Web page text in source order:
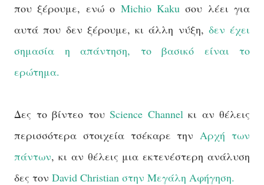
που ξέρουμε, ενώ ο Michio Kakuσου λέει για
αυτά που δεν ξέρουμε, κι άλλη νύξη, δεν έχει
σημασία η απάντηση, το βασικό είναι το
ερώτημα.
Δες το βίντεο του Science Channelκι αν θέλεις
περισσότερα στοιχεία τσέκαρε τηνΑρχή των
πάντων, κι αν θέλεις μια εκτενέστερη ανάλυση
δες τον David Christian στην Μεγάλη Αφήγηση.